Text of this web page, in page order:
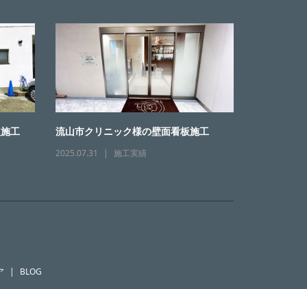
工 流山市クリニック様の壁面看板施工
2025.07.31 施工実績
BLOG